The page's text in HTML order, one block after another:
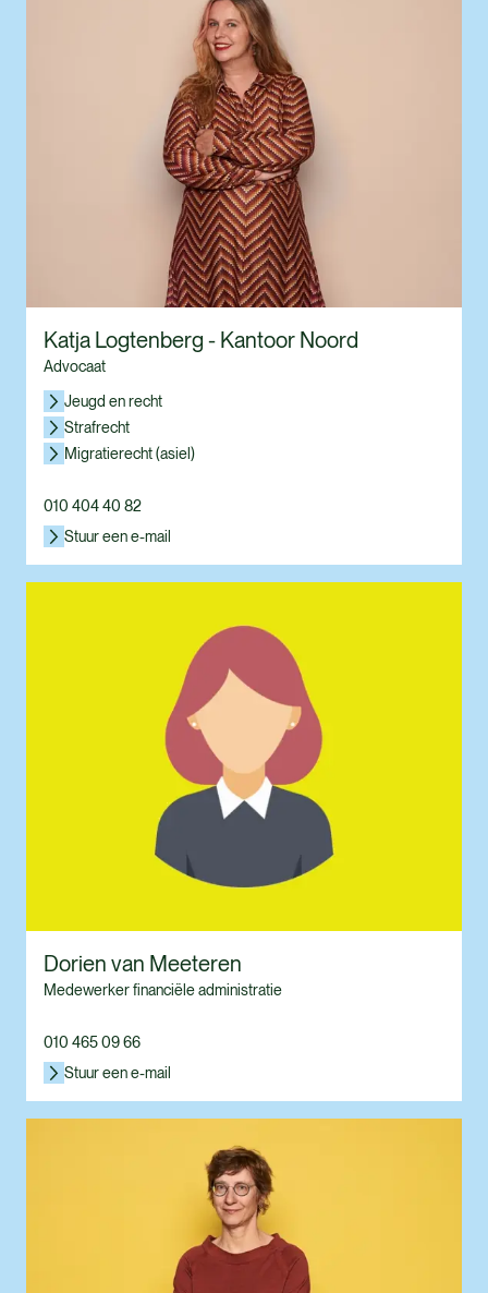
Katja Logtenberg - Kantoor Noord
Advocaat
Jeugd en recht
Strafrecht
Migratierecht (asiel)
010 404 40 82
Stuur een e-mail
Dorien van Meeteren
Medewerker financiële administratie
010 465 09 66
Stuur een e-mail